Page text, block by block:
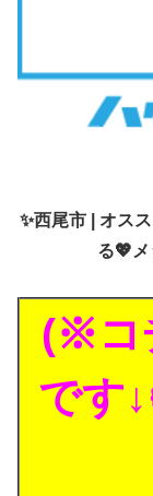
✨西尾市 | オス
る💖
(※コ
です